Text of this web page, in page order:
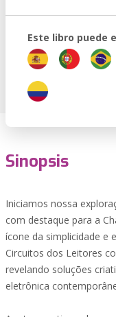
Este libro puede
Sinopsis
Iniciamos nossa
com destaque para a
ícone da simplicidade e
Circuitos dos Leitores
revelando soluções
eletrônica